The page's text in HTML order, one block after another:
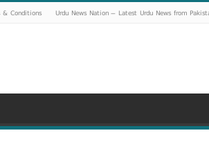
& Conditions Urdu News Nation – Latest Urdu News from